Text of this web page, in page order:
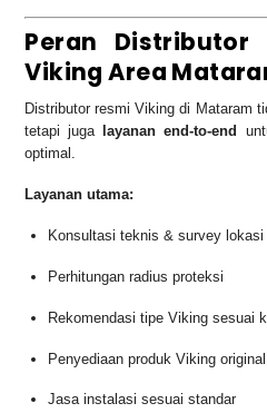
Peran Distributor
Viking Area
Distributor resmi Viking di Mataram
tetapi juga
layanan end-to-end
optimal.
Layanan utama:
Konsultasi teknis & survey lokasi
Perhitungan radius proteksi
Rekomendasi tipe Viking sesuai
Penyediaan produk Viking original
Jasa instalasi sesuai standar